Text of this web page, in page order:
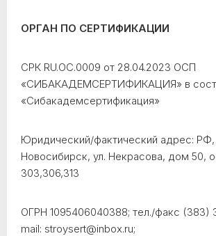
ОРГАН ПО СЕРТИФИКАЦИИ
СРК RU.ОС.0009 от 28.04.2023 ОСП
«СИБАКАДЕМСЕРТИФИКАЦИЯ» в
«Сибакадемсертификация»
Юридический/фактический адрес: РФ,
Новосибирск, ул. Некрасова, дом 50,
303,306,313
ОГРН 1095406040388; тел./факс (383)
mail: stroysert@inbox.ru;